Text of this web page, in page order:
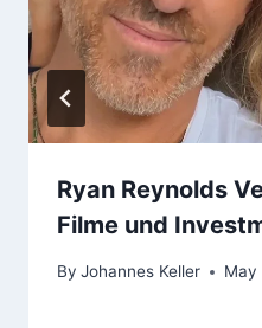
Ryan Reynolds
Filme und
By Johannes Keller May